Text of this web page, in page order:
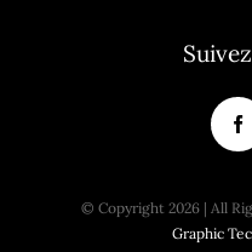
© Copyright 2026 | All
Graphic